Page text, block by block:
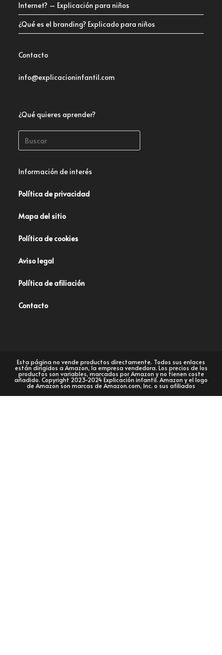
Internet? – Explicación para niños
¿Qué es el branding? Explicado para niños
Contacto
info@explicacioninfantil.com
¿Qué quieres aprender?
Información de interés
Política de privacidad
Mapa del sitio
Política de cookies
Aviso legal
Política de afiliación
Contacto
Esta página no vende productos directamente. Todos sus enlaces
están dirigidos a Amazon, la empresa vendedora. Los precios de los
productos son variables, marcados por Amazon y no tienen coste
añadido. Copyright 2023-2024 Explicación infantil. Amazon y el logo
de Amazon son marcas de Amazon.com, Inc. o sus afiliados